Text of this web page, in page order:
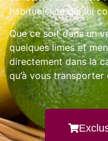
habituels, ce qui lui
Que ce soit dans un
quelques limes et
directement dans la
qu’à vous